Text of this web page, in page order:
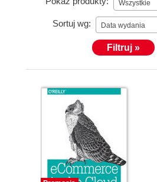
Wszystkie
Sortuj wg: Data wydania
Filtruj »